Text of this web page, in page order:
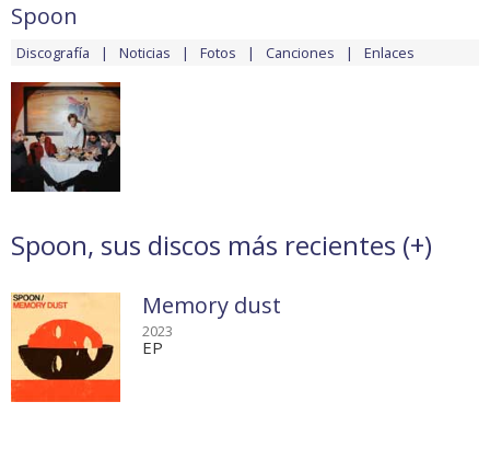
Spoon
Discografía Noticias Fotos Canciones Enlaces
Spoon, sus discos más recientes (+)
Memory dust
2023
EP